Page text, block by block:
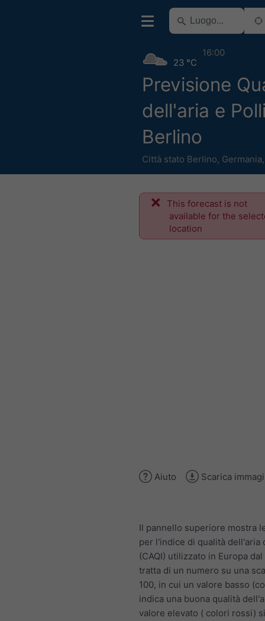
Previsione
dell'aria e
Berlino
Città stato Berlino, Germania
23 °C
16:00
This forecast is not
available for the
location
Aiuto Scarica
Il pannello superiore mostra
per l'indice di qualità dell'aria
(CAQI) utilizzato in Europa
tratta di un numero su una
100, in cui un valore basso
indica una buona qualità
valore elevato ( colori rossi)